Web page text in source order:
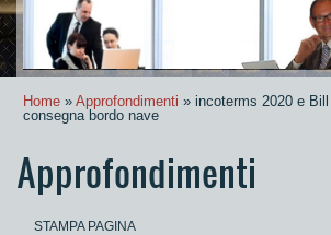
Home » Approfondimenti » incoterms 2020 e
consegna bordo nave
Approfondimenti
STAMPA PAGINA